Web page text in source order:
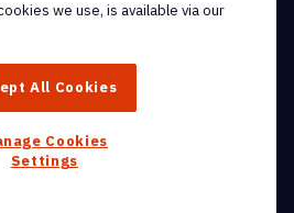
Software, Inc. ou de ses affiliés
we use, is available via our
All Cookies
Cookies
Settings